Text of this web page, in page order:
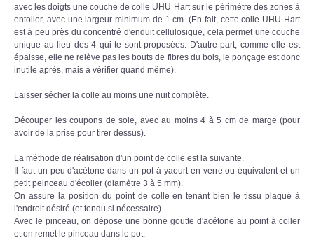
avec les doigts une couche de colle UHU Hart sur le périmètre des zones à
entoiler, avec une largeur minimum de 1 cm. (En fait, cette colle UHU Hart
est à peu près du concentré d'enduit cellulosique, cela permet une couche
unique au lieu des 4 qui te sont proposées. D'autre part, comme elle est
épaisse, elle ne relève pas les bouts de fibres du bois, le ponçage est donc
inutile après, mais à vérifier quand même).
Laisser sécher la colle au moins une nuit complète.
Découper les coupons de soie, avec au moins 4 à 5 cm de marge (pour
avoir de la prise pour tirer dessus).
La méthode de réalisation d'un point de colle est la suivante.
Il faut un peu d'acétone dans un pot à yaourt en verre ou équivalent et un
petit peinceau d'écolier (diamètre 3 à 5 mm).
On assure la position du point de colle en tenant bien le tissu plaqué à
l'endroit désiré (et tendu si nécessaire)
Avec le pinceau, on dépose une bonne goutte d'acétone au point à coller
et on remet le pinceau dans le pot.